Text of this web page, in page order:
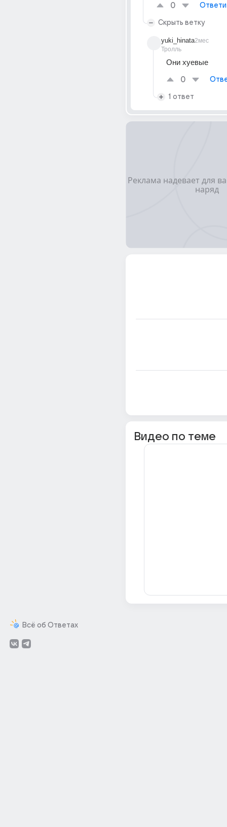
Всё об Ответах
0
Скрыть ветку
yuki_hinata
Тролль
2мес
Они хуевые
0
1 ответ
Видео по теме